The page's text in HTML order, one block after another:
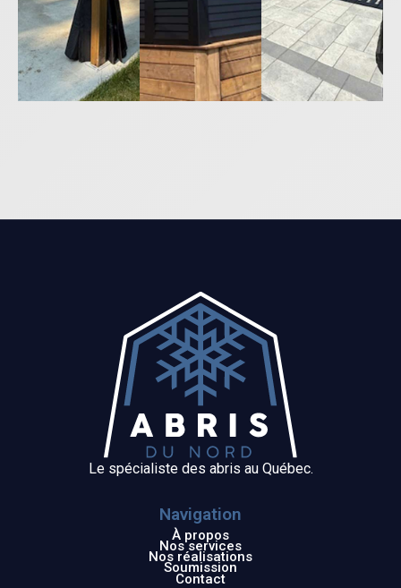
Le spécialiste des abris au Québec.
Navigation
À propos
Nos services
Nos réalisations
Soumission
Contact